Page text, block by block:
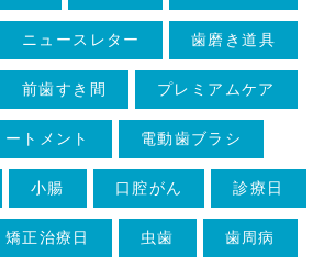
ニュースレター 歯磨き道具
前歯すき間 プレミアムケア
トメント 電動歯ブラシ
小腸 口腔がん 診療日
矯正治療日 虫歯 歯周病